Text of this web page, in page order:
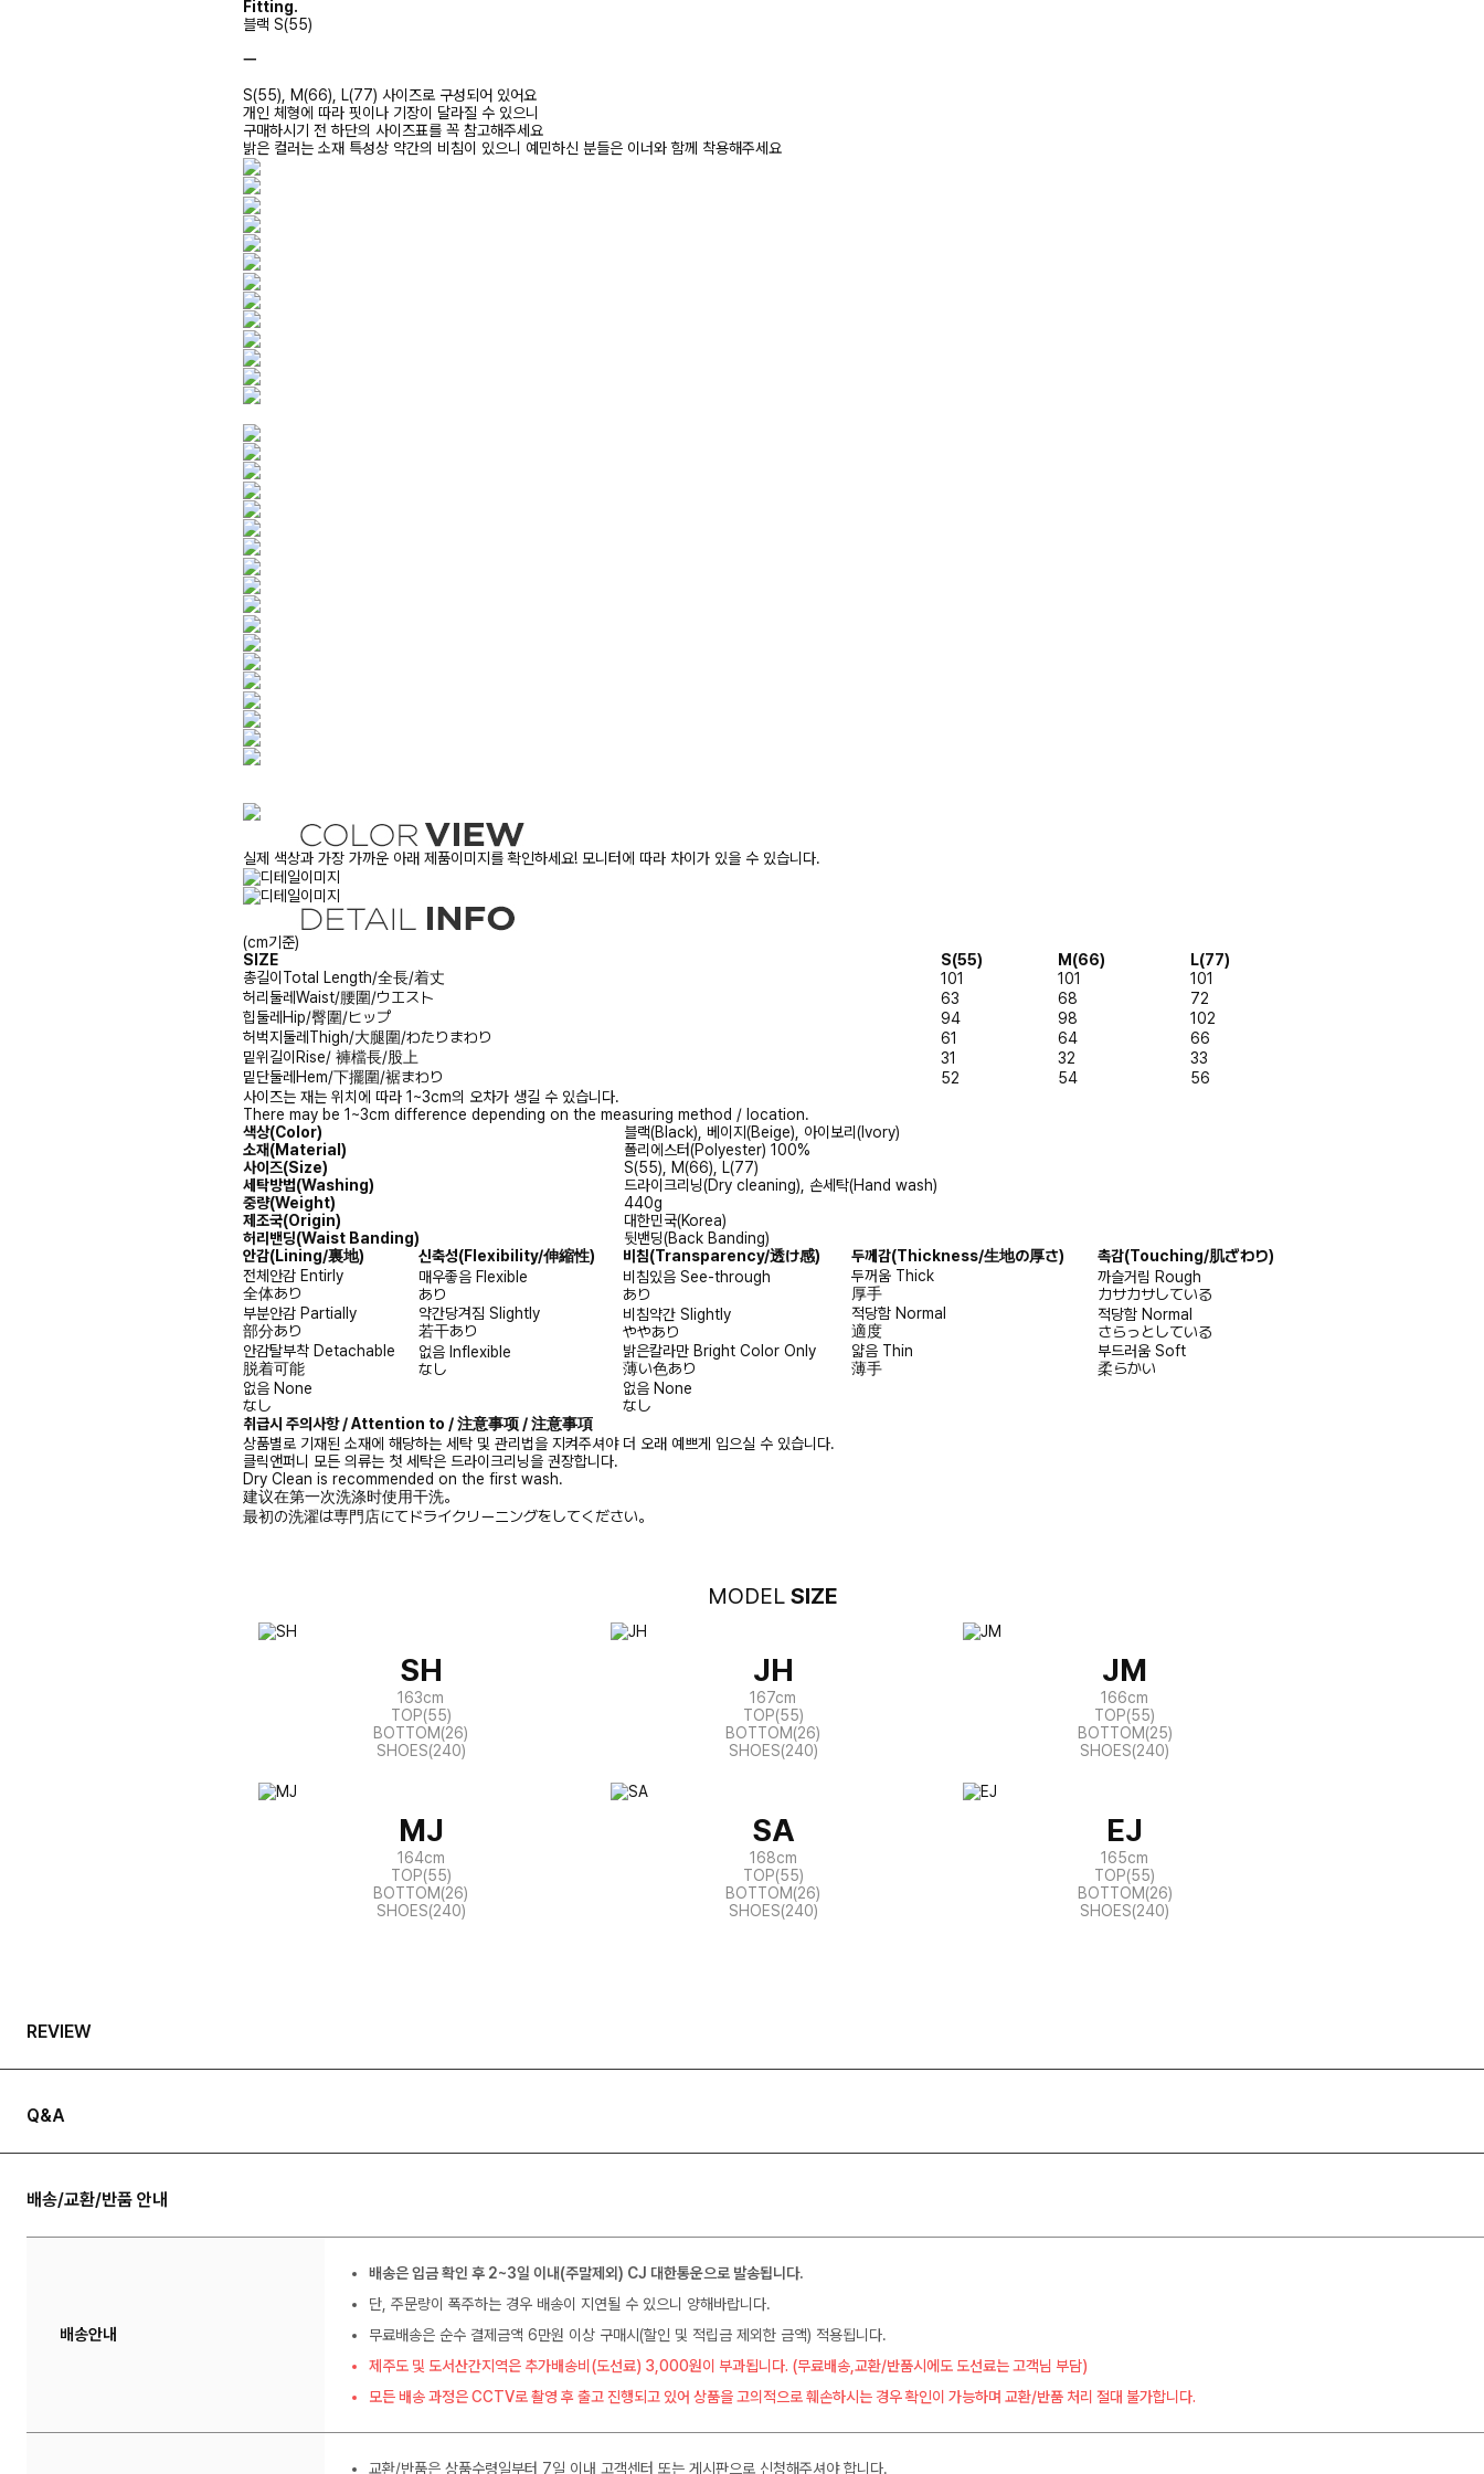
Fitting.
블랙 S(55)
ㅡ
S(55), M(66), L(77) 사이즈로 구성되어 있어요
개인 체형에 따라 핏이나 기장이 달라질 수 있으니
구매하시기 전 하단의 사이즈표를 꼭 참고해주세요
밝은 컬러는 소재 특성상 약간의 비침이 있으니 예민하신 분들은 이너와 함께 착용해주세요
실제 색상과 가장 가까운 아래 제품이미지를 확인하세요! 모니터에 따라 차이가 있을 수 있습니다.
(cm기준)
SIZE
S(55) M(66)
L(77)
총길이 Total Length/全長/着丈 101 101
101
허리둘레Waist/腰圍/ウエスト 63 68
72
힙둘레 Hip/臀圍/ヒップ 94 98
102
허벅지둘레 Thigh/大腿圍/わたりまわり 61 64
66
밑위길이 Rise/ 褲檔長/股上 31 32
33
밑단둘레 Hem/下擺圍/裾まわり 52 54
56
사이즈는 재는 위치에 따라 1~3cm의 오차가 생길 수 있습니다.
There may be 1~3cm difference depending on the measuring method / location.
색상(Color)
블랙(Black), 베이지(Beige), 아이보리(Ivory)
소재(Material)
폴리에스터(Polyester) 100%
사이즈(Size)
S(55), M(66), L(77)
세탁방법(Washing)
드라이크리닝(Dry cleaning), 손세탁(Hand wash)
중량(Weight)
440g
제조국(Origin)
대한민국(Korea)
허리밴딩(Waist Banding)
뒷밴딩(Back Banding)
안감(Lining/裏地) 신축성(Flexibility/伸縮性) 비침(Transparency/透け感) 두께감(Thickness/生地の厚さ) 촉감(Touching/肌ざわり)
전체안감 Entirly
全体あり
매우좋음 Flexible
あり
비침있음 See-through
あり
두꺼움 Thick
厚手
까슬거림 Rough
カサカサしている
부분안감 Partially
部分あり
약간당겨짐 Slightly
若干あり
비침약간 Slightly
ややあり
적당함 Normal
適度
적당함 Normal
さらっとしている
안감탈부착 Detachable
脱着可能
없음 Inflexible
なし
밝은칼라만 Bright Color Only
薄い色あり
얇음 Thin
薄手
부드러움 Soft
柔らかい
없음 None
なし
없음 None
なし
취급시 주의사항 / Attention to / 注意事项 / 注意事項
상품별로 기재된 소재에 해당하는 세탁 및 관리법을 지켜주셔야 더 오래 예쁘게 입으실 수 있습니다.
클릭앤퍼니 모든 의류는 첫 세탁은 드라이크리닝을 권장합니다.
Dry Clean is recommended on the first wash.
建议在第一次洗涤时使用干洗。
最初の洗濯は専門店にてドライクリーニングをしてください。
MODEL SIZE
SH
163cm
TOP(55)
BOTTOM(26)
SHOES(240)
JH
167cm
TOP(55)
BOTTOM(26)
SHOES(240)
JM
166cm
TOP(55)
BOTTOM(25)
SHOES(240)
MJ
164cm
TOP(55)
BOTTOM(26)
SHOES(240)
SA
168cm
TOP(55)
BOTTOM(26)
SHOES(240)
EJ
165cm
TOP(55)
BOTTOM(26)
SHOES(240)
REVIEW
Q&A
배송/교환/반품 안내
배송안내
배송은 입금 확인 후 2~3일 이내(주말제외) CJ 대한통운으로 발송됩니다.
단, 주문량이 폭주하는 경우 배송이 지연될 수 있으니 양해바랍니다.
무료배송은 순수 결제금액 6만원 이상 구매시(할인 및 적립금 제외한 금액) 적용됩니다.
제주도 및 도서산간지역은 추가배송비(도선료) 3,000원이 부과됩니다. (무료배송,교환/반품시에도 도선료는 고객님 부담)
모든 배송 과정은 CCTV로 촬영 후 출고 진행되고 있어 상품을 고의적으로 훼손하시는 경우 확인이 가능하며 교환/반품 처리 절대 불가합니다.
교환/반품은 상품수령일부터 7일 이내 고객센터 또는 게시판으로 신청해주셔야 합니다.